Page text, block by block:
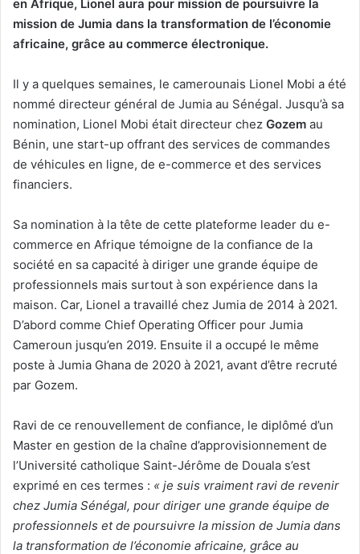
en Afrique, Lionel aura pour mission de poursuivre la
mission de Jumia dans la transformation de l’économie
africaine, grâce au commerce électronique.
Il y a quelques semaines, le camerounais Lionel Mobi a été
nommé directeur général de Jumia au Sénégal. Jusqu’à sa
nomination, Lionel Mobi était directeur chez Gozem au
Bénin, une start-up offrant des services de commandes
de véhicules en ligne, de e-commerce et des services
financiers.
Sa nomination à la tête de cette plateforme leader du e-
commerce en Afrique témoigne de la confiance de la
société en sa capacité à diriger une grande équipe de
professionnels mais surtout à son expérience dans la
maison. Car, Lionel a travaillé chez Jumia de 2014 à 2021.
D’abord comme Chief Operating Officer pour Jumia
Cameroun jusqu’en 2019. Ensuite il a occupé le même
poste à Jumia Ghana de 2020 à 2021, avant d’être recruté
par Gozem.
Ravi de ce renouvellement de confiance, le diplômé d’un
Master en gestion de la chaîne d’approvisionnement de
l’Université catholique Saint-Jérôme de Douala s’est
exprimé en ces termes : « je suis vraiment ravi de revenir
chez Jumia Sénégal, pour diriger une grande équipe de
professionnels et de poursuivre la mission de Jumia dans
la transformation de l’économie africaine, grâce au